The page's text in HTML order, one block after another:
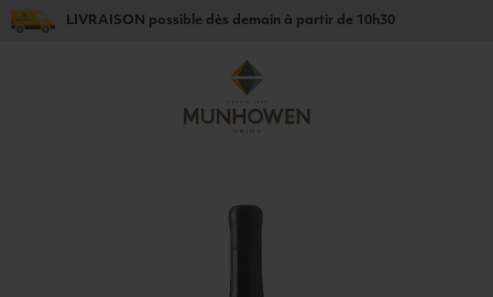
LIVRAISON possible dès demain à partir de 10h30